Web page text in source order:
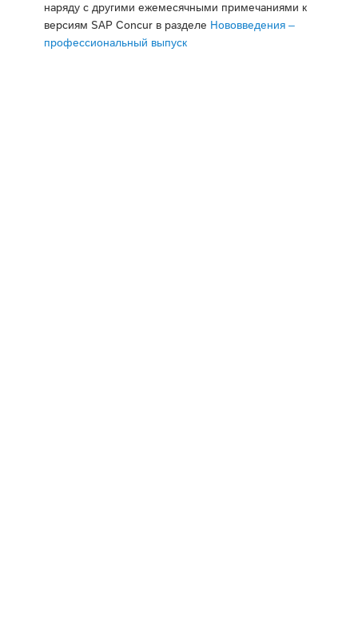
наряду с другими ежемесячными примечаниями к
версиям SAP Concur в разделе Нововведения –
профессиональный выпуск